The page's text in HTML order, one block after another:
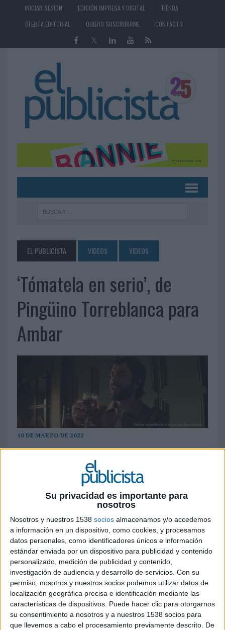
Su privacidad es importante para
nosotros
Nosotros y nuestros 1538 socios almacenamos y/o accedemos
a información en un dispositivo, como cookies, y procesamos
datos personales, como identificadores únicos e información
estándar enviada por un dispositivo para publicidad y contenido
personalizado, medición de publicidad y contenido,
investigación de audiencia y desarrollo de servicios. Con su
permiso, nosotros y nuestros socios podemos utilizar datos de
localización geográfica precisa e identificación mediante las
características de dispositivos. Puede hacer clic para otorgarnos
su consentimiento a nosotros y a nuestros 1538 socios para
que llevemos a cabo el procesamiento previamente descrito. De
INICIAR SESIÓN EDICIÓN IMPRESA Y DIGITAL
TIENDA
OFERTA EDITORIAL
QUIERO SUSCRIBIRME CONTACTO
EL PUBLICISTA VIDEOS VIDEOS
‘Tómatela en serio’, de
Pingüino Torreblanca para
Ambar
10 DE MARZO DE 2022
Ficha técnica ‘Tómatela en serio’
Anunciante: Ambar
Producto: Ambar Export
Contacto cliente: Sergio Flores y Cristina Gerique
Agencia: Pingüino Torreblanca
Directores generales creativos: José Luis Moro Y
Pablo Torreblanca
Directora creativa ejecutiva: Ángela Cadiñanos